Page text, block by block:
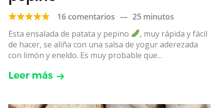
16 comentarios — 25 minutos
Esta ensalada de patata y pepino
, muy rápida y fácil
de hacer, se aliña con una salsa de yogur aderezada
con limón y eneldo. Es muy probable que...
Leer más